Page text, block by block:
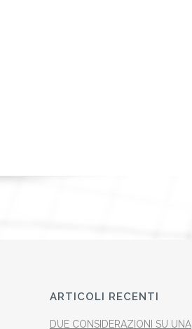
ARTICOLI RECENTI
DUE CONSIDERAZIONI SU UNA